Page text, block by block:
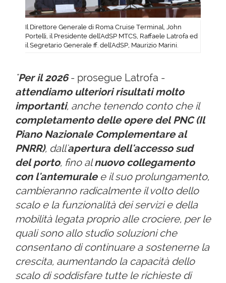
Il Direttore Generale di Roma Cruise Terminal, John
Portelli, il Presidente dell'AdSP MTCS, Raffaele Latrofa ed
il Segretario Generale ff. dell'AdSP, Maurizio Marini.
"Per il 2026- prosegue Latrofa -
attendiamo ulteriori risultati molto
importanti, anche tenendo conto che il
completamento delle opere del PNC (Il
Piano Nazionale Complementare al
PNRR), dall'apertura dell'accesso sud
del porto, fino alnuovo collegamento
con l'antemuralee il suo prolungamento,
cambieranno radicalmente il volto dello
scalo e la funzionalità dei servizi e della
mobilità legata proprio alle crociere, per le
quali sono allo studio soluzioni che
consentano di continuare a sostenerne la
crescita, aumentando la capacità dello
scalo di soddisfare tutte le richieste di